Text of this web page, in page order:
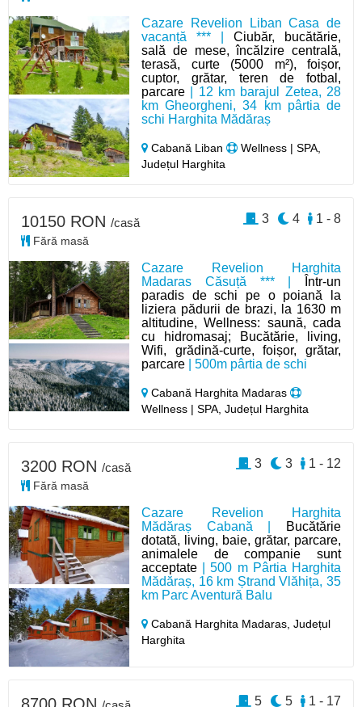
Cazare Revelion Liban Casa de
vacanță *** |Ciubăr, bucătărie,
sală de mese, încălzire centrală,
terasă, curte (5000 m²), foișor,
cuptor, grătar, teren de fotbal,
parcare | 12 km barajul Zetea, 28
km Gheorgheni, 34 km pârtia de
schi Harghita Mădăraș
Cabană Liban
Wellness | SPA,
Județul Harghita
Cazare Revelion Harghita
Madaras Căsuță *** |
Într-un
paradis de schi pe o poiană la
liziera pădurii de brazi, la 1630 m
altitudine, Wellness: saună, cada
cu hidromasaj; Bucătărie, living,
Wifi, grădină-curte, foișor, grătar,
parcare | 500m pârtia de schi
Cabană Harghita Madaras
Wellness | SPA, Județul Harghita
10150 RON /casă
Fără masă
1 - 8
4
3
Cazare Revelion Harghita
Mădăraș Cabană |
Bucătărie
dotată, living, baie, grătar, parcare,
animalele de companie sunt
acceptate | 500 m Pârtia Harghita
Mădăraș, 16 km Ștrand Vlăhița, 35
km Parc Aventură Balu
Cabană Harghita Madaras,Județul
Harghita
3200 RON /casă
Fără masă
1 - 12
3
3
1 - 17
5
5